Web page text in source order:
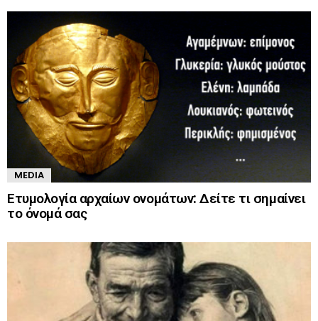
MEDIA
Ετυμολογία αρχαίων ονομάτων: Δείτε τι σημαίνει
το όνομά σας